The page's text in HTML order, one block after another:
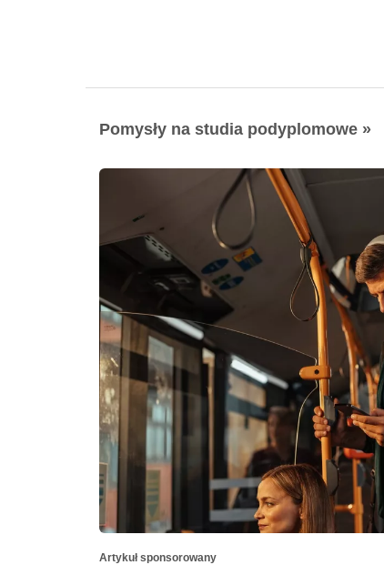
Pomysły na studia podyplomowe »
Artykuł sponsorowany